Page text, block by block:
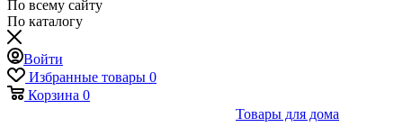
По всему сайту
По каталогу
Войти
Избранные товары 0
Корзина 0
Товары для дома